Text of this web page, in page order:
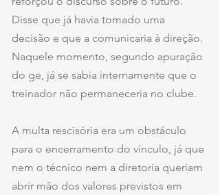
Disse que já havia tomado uma
decisão e que a comunicaria à direção.
Naquele momento, segundo apuração
do ge, já se sabia internamente que o
treinador não permaneceria no clube.
A multa rescisória era um obstáculo
para o encerramento do vínculo, já que
nem o técnico nem a diretoria queriam
abrir mão dos valores previstos em